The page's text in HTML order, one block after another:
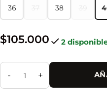
36
36 38
38
$105.000 2
- +